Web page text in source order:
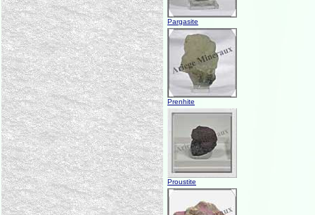
Pargasite
Prenhite
Proustite